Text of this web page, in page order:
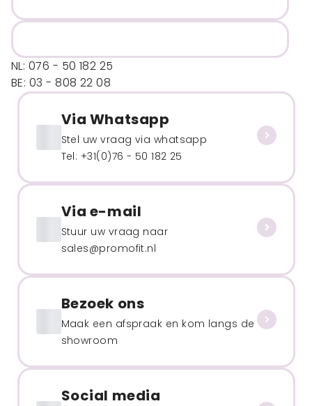
NL: 076 - 50 182 25
BE: 03 - 808 22 08
Via Whatsapp
Stel uw vraag via whatsapp
Tel: +31(0)76 - 50 182 25
Via e-mail
Stuur uw vraag naar
sales@promofit.nl
Bezoek ons
Maak een afspraak en kom langs de
showroom
Social media